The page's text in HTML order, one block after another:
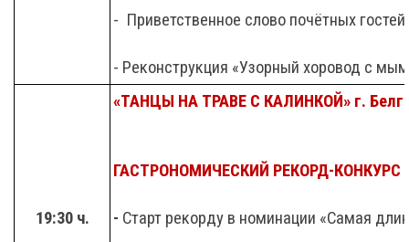
- Приветственное слово почётных гостей
- Реконструкция «Узорный хоровод с
19:30 ч.
«ТАНЦЫ НА ТРАВЕ С КАЛИНКОЙ» г.
ГАСТРОНОМИЧЕСКИЙ РЕКОРД-КОНКУРС
- Старт рекорду в номинации «Самая